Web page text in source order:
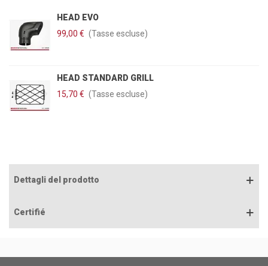
HEAD EVO
99,00 € (Tasse escluse)
HEAD STANDARD GRILL
15,70 € (Tasse escluse)
Dettagli del prodotto
Certifié